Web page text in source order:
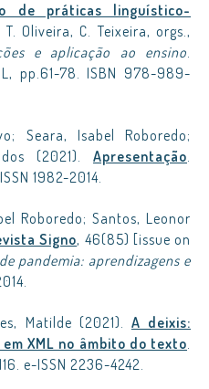
de práticas linguístico-
Oliveira, C. Teixeira, orgs.,
e aplicação ao ensino.
pp.61-78. ISBN 978-989-
Seara, Isabel Roboredo;
(2021). Apresentação.
1982-2014.
Roboredo; Santos, Leonor
Signo, 46(85) [issue on
pandemia: aprendizagens e
Matilde (2021). A deixis:
XML no âmbito do texto.
e-ISSN 2236-4242.